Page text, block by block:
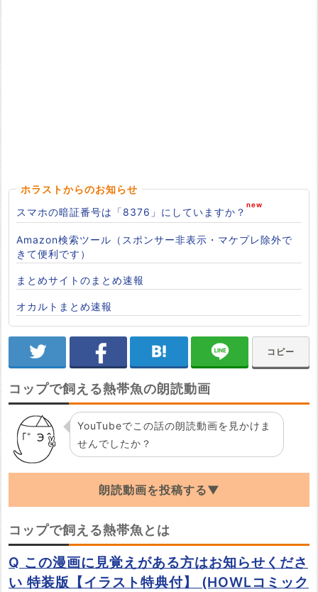
ホラストからのお知らせ
スマホの暗証番号は「8376」にしていますか？
Amazon検索ツール（スポンサー非表示・マケプレ除外で
きて便利です）
まとめサイトのまとめ速報
オカルトまとめ速報
コピー
コップで飼える熱帯魚の朗読動画
YouTubeでこの話の朗読動画を見かけま
せんでしたか？
朗読動画を投稿する▼
「コップで飼える熱帯魚」の朗読動画を探して
います。YouTubeでこの話の朗読動画を見つ
けたらぜひ投稿していってください。
コップで飼える熱帯魚とは
Q この漫画に見覚えがある方はお知らせくださ
い 特装版【イラスト特典付】 (HOWLコミック